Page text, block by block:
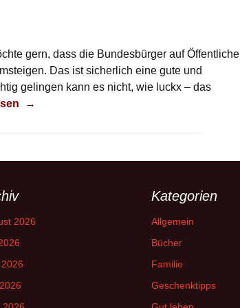
gern, dass die Bundesbürger auf Öffentliche
Das ist sicherlich eine gute und
gelingen kann es nicht, wie luckx – das
→
2026
Kategorien
Allgemein
Bücher
Familie
Geschenktipps